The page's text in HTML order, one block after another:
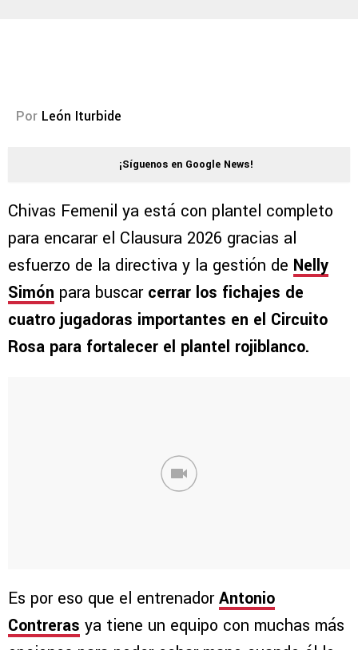
Por León Iturbide
¡Síguenos en Google News!
Chivas Femenil ya está con plantel completo
para encarar el Clausura 2026 gracias al
esfuerzo de la directiva y la gestión de Nelly
Simón para buscar cerrar los fichajes de
cuatro jugadoras importantes en el Circuito
Rosa para fortalecer el plantel rojiblanco.
Es por eso que el entrenadorAntonio
Contreras ya tiene un equipo con muchas más